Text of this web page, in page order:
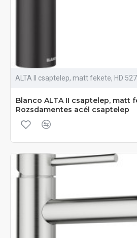
ALTA II csaptelep, matt fekete, HD
Blanco ALTA II csaptelep, matt
Rozsdamentes acél csaptelep